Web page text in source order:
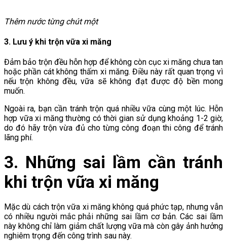
Thêm nước từng chút một
3. Lưu ý khi trộn vữa xi măng
Đảm bảo trộn đều hỗn hợp để không còn cục xi măng chưa tan
hoặc phần cát không thấm xi măng. Điều này rất quan trọng vì
nếu trộn không đều, vữa sẽ không đạt được độ bền mong
muốn.
Ngoài ra, bạn cần tránh trộn quá nhiều vữa cùng một lúc. Hỗn
hợp vữa xi măng thường có thời gian sử dụng khoảng 1-2 giờ,
do đó hãy trộn vừa đủ cho từng công đoạn thi công để tránh
lãng phí.
3. Những sai lầm cần tránh
khi trộn vữa xi măng
Mặc dù cách trộn vữa xi măng không quá phức tạp, nhưng vẫn
có nhiều người mắc phải những sai lầm cơ bản. Các sai lầm
này không chỉ làm giảm chất lượng vữa mà còn gây ảnh hưởng
nghiêm trọng đến công trình sau này.